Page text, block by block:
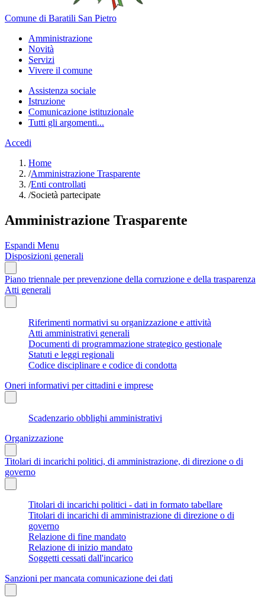
Comune di Baratili San Pietro
Amministrazione
Novità
Servizi
Vivere il comune
Assistenza sociale
Istruzione
Comunicazione istituzionale
Tutti gli argomenti...
Accedi
Home
/Amministrazione Trasparente
/Enti controllati
/Società partecipate
Amministrazione Trasparente
Espandi Menu
Disposizioni generali
Piano triennale per prevenzione della corruzione e della trasparenza
Atti generali
Riferimenti normativi su organizzazione e attività
Atti amministrativi generali
Documenti di programmazione strategico gestionale
Statuti e leggi regionali
Codice disciplinare e codice di condotta
Oneri informativi per cittadini e imprese
Scadenzario obblighi amministrativi
Organizzazione
Titolari di incarichi politici, di amministrazione, di direzione o di
governo
Titolari di incarichi politici - dati in formato tabellare
Titolari di incarichi di amministrazione di direzione o di
governo
Relazione di fine mandato
Relazione di inizio mandato
Soggetti cessati dall'incarico
Sanzioni per mancata comunicazione dei dati